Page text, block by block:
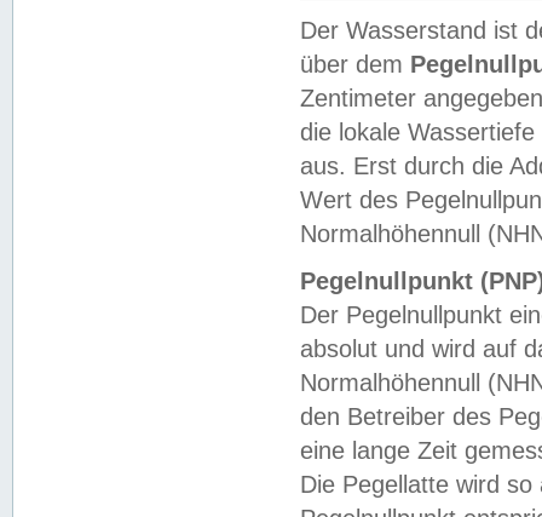
Der Wasserstand ist
über dem
Zentimeter
die lokale
aus. Erst durch die
Wert des
Normalhöhennull
Pegelnullpunkt
Der Pegelnullpunkt
absolut und wird auf
Normalhöhennull
den Betreiber des
eine lange Zeit
Die Pegellatte wird